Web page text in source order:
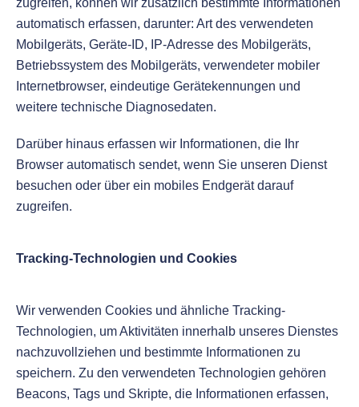
zugreifen, können wir zusätzlich bestimmte Informationen
automatisch erfassen, darunter: Art des verwendeten
Mobilgeräts, Geräte-ID, IP-Adresse des Mobilgeräts,
Betriebssystem des Mobilgeräts, verwendeter mobiler
Internetbrowser, eindeutige Gerätekennungen und
weitere technische Diagnosedaten.
Darüber hinaus erfassen wir Informationen, die Ihr
Browser automatisch sendet, wenn Sie unseren Dienst
besuchen oder über ein mobiles Endgerät darauf
zugreifen.
Tracking-Technologien und Cookies
Wir verwenden Cookies und ähnliche Tracking-
Technologien, um Aktivitäten innerhalb unseres Dienstes
nachzuvollziehen und bestimmte Informationen zu
speichern. Zu den verwendeten Technologien gehören
Beacons, Tags und Skripte, die Informationen erfassen,